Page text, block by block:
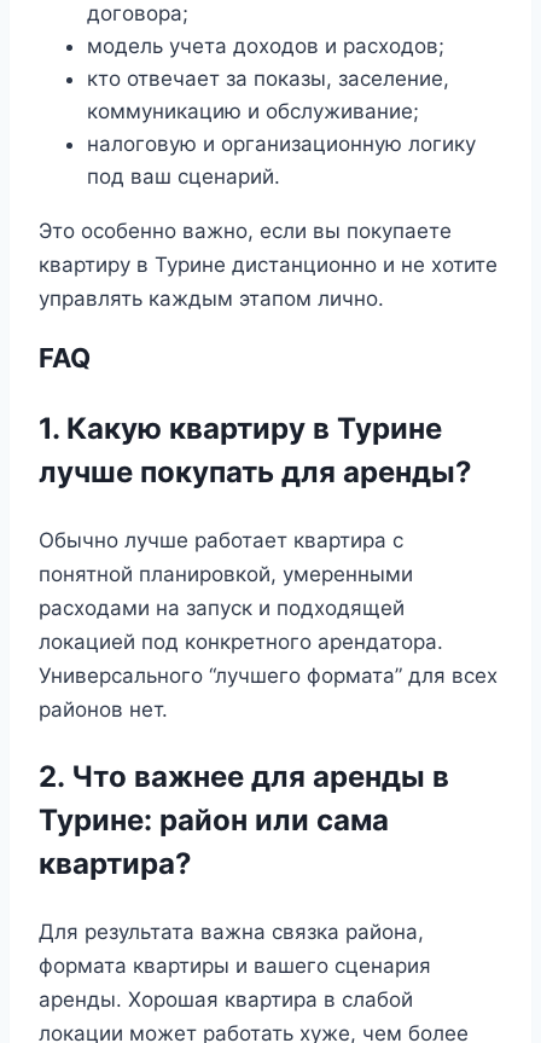
договора;
модель учета доходов и расходов;
кто отвечает за показы, заселение,
коммуникацию и обслуживание;
налоговую и организационную логику
под ваш сценарий.
Это особенно важно, если вы покупаете
квартиру в Турине дистанционно и не хотите
управлять каждым этапом лично.
FAQ
1. Какую квартиру в Турине
лучше покупать для аренды?
Обычно лучше работает квартира с
понятной планировкой, умеренными
расходами на запуск и подходящей
локацией под конкретного арендатора.
Универсального “лучшего формата” для всех
районов нет.
2. Что важнее для аренды в
Турине: район или сама
квартира?
Для результата важна связка района,
формата квартиры и вашего сценария
аренды. Хорошая квартира в слабой
локации может работать хуже, чем более